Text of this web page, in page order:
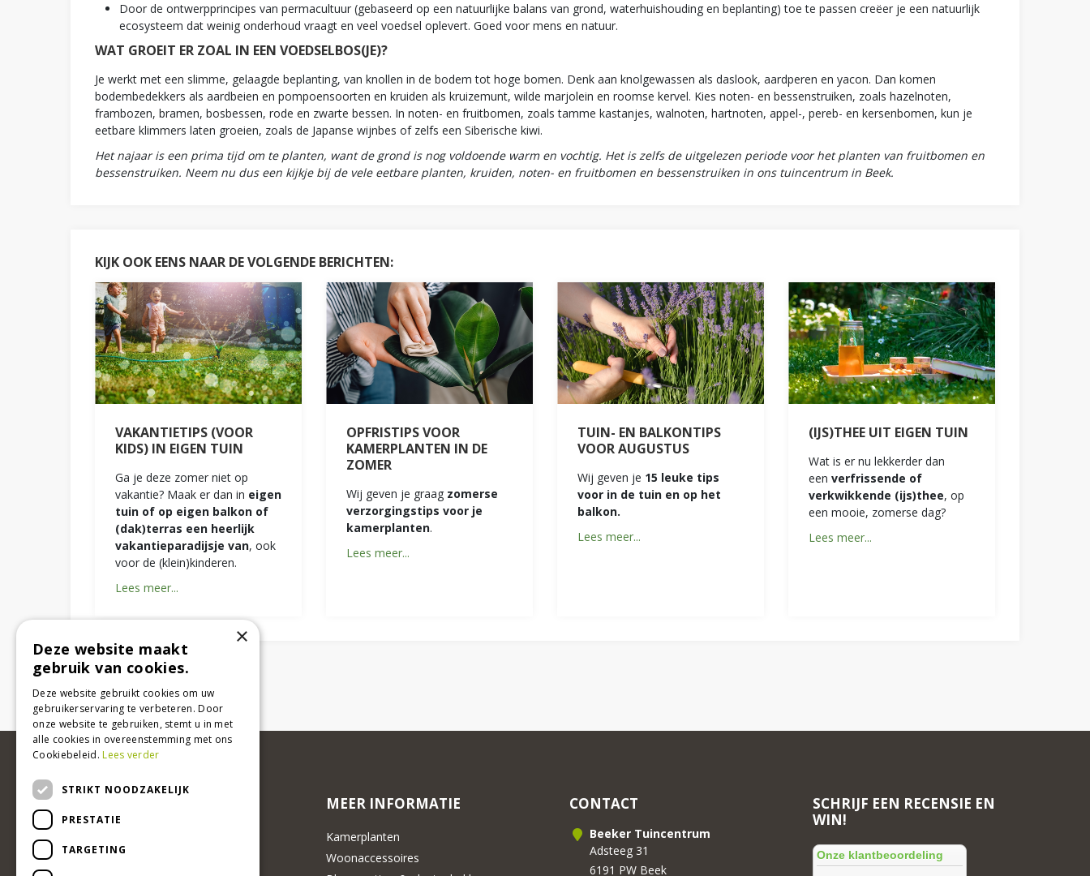
Door de ontwerpprincipes van permacultuur (gebaseerd op een natuurlijke balans van grond, waterhuishouding en beplanting) toe te passen creëer je een natuurlijk
ecosysteem dat weinig onderhoud vraagt en veel voedsel oplevert. Goed voor mens en natuur.
WAT GROEIT ER ZOAL IN EEN VOEDSELBOS(JE)?
Je werkt met een slimme, gelaagde beplanting, van knollen in de bodem tot hoge bomen. Denk aan knolgewassen als daslook, aardperen en yacon. Dan komen
bodembedekkers als aardbeien en pompoensoorten en kruiden als kruizemunt, wilde marjolein en roomse kervel. Kies noten- en bessenstruiken, zoals hazelnoten,
frambozen, bramen, bosbessen, rode en zwarte bessen. In noten- en fruitbomen, zoals tamme kastanjes, walnoten, hartnoten, appel-, pereb- en kersenbomen, kun je
eetbare klimmers laten groeien, zoals de Japanse wijnbes of zelfs een Siberische kiwi.
Het najaar is een prima tijd om te planten, want de grond is nog voldoende warm en vochtig. Het is zelfs de uitgelezen periode voor het planten van fruitbomen en
bessenstruiken. Neem nu dus een kijkje bij de vele eetbare planten, kruiden, noten- en fruitbomen en bessenstruiken in ons tuincentrum in Beek.
KIJK OOK EENS NAAR DE VOLGENDE BERICHTEN:
VAKANTIETIPS (VOOR
KIDS) IN EIGEN TUIN
Ga je deze zomer niet op
vakantie? Maak er dan in eigen
tuin of op eigen balkon of
(dak)terras een heerlijk
vakantieparadijsje van, ook
voor de (klein)kinderen.
Lees meer...
OPFRISTIPS VOOR
KAMERPLANTEN IN DE
ZOMER
Wij geven je graag zomerse
verzorgingstips voor je
kamerplanten.
Lees meer...
TUIN- EN BALKONTIPS
VOOR AUGUSTUS
Wij geven je 15 leuke tips
voor in de tuin en op het
balkon.
Lees meer...
(IJS)THEE UIT EIGEN TUIN
Wat is er nu lekkerder dan
een verfrissende of
verkwikkende (ijs)thee, op
een mooie, zomerse dag?
Lees meer...
MEER INFORMATIE
Kamerplanten
Woonaccessoires
CONTACT
Beeker Tuincentrum
Adsteeg 31
6191 PW Beek
SCHRIJF EEN RECENSIE EN
WIN!
×
Deze website maakt
gebruik van cookies.
Deze website gebruikt cookies om uw
gebruikerservaring te verbeteren. Door
onze website te gebruiken, stemt u in met
alle cookies in overeenstemming met ons
Cookiebeleid.Lees verder
STRIKT NOODZAKELIJK
PRESTATIE
TARGETING